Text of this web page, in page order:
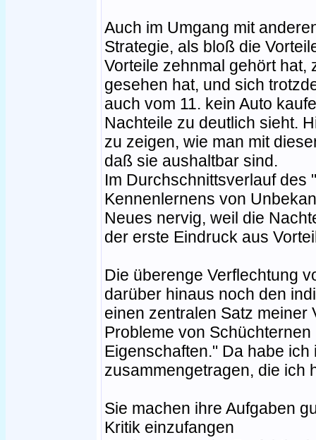
Auch im Umgang mit
Strategie, als bloß die
Vorteile zehnmal gehört hat,
gesehen hat, und sich
auch vom 11. kein Auto
Nachteile zu deutlich sieht.
zu zeigen, wie man mit
daß sie aushaltbar sind.
Im Durchschnittsverlauf des
Kennenlernens von
Neues nervig, weil die
der erste Eindruck aus
Die überenge Verflechtung
darüber hinaus noch den
einen zentralen Satz meiner
Probleme von
Eigenschaften." Da habe
zusammengetragen, die ich
Sie machen ihre Aufgaben
Kritik einzufangen